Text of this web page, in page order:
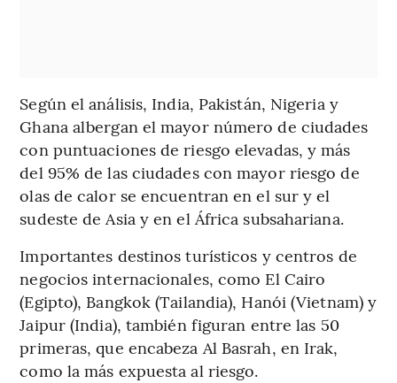
Según el análisis, India, Pakistán, Nigeria y
Ghana albergan el mayor número de ciudades
con puntuaciones de riesgo elevadas, y más
del 95% de las ciudades con mayor riesgo de
olas de calor se encuentran en el sur y el
sudeste de Asia y en el África subsahariana.
Importantes destinos turísticos y centros de
negocios internacionales, como El Cairo
(Egipto), Bangkok (Tailandia), Hanói (Vietnam) y
Jaipur (India), también figuran entre las 50
primeras, que encabeza Al Basrah, en Irak,
como la más expuesta al riesgo.